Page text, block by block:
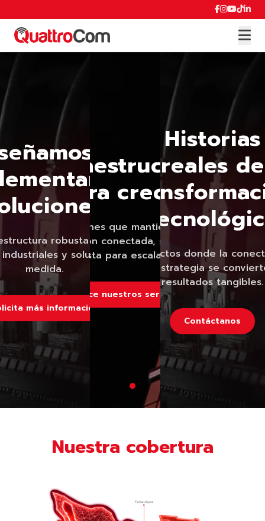
e
robusta para
y soluciones a
medida.
más información
Infraestructura
para crecer
Soluciones que mantienen tu
operación conectada, segura y
lista para escalar.
Conoce nuestros servicios
Historias
reales de
Proyectos donde la
y la estrategia se
resultados tangibles.
Contáctanos
Nuestra cobertura